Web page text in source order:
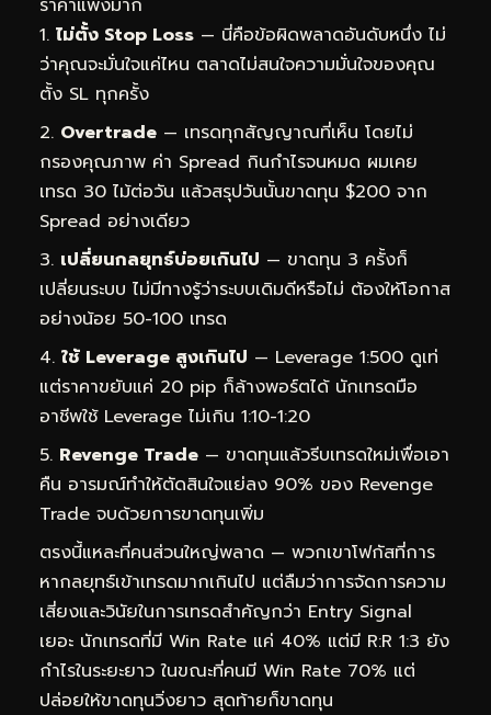
ราคาแพงมาก
ไม่ตั้ง Stop Loss — นี่คือข้อผิดพลาดอันดับหนึ่ง ไม่
ว่าคุณจะมั่นใจแค่ไหน ตลาดไม่สนใจความมั่นใจของคุณ
ตั้ง SL ทุกครั้ง
Overtrade — เทรดทุกสัญญาณที่เห็น โดยไม่
กรองคุณภาพ ค่า Spread กินกำไรจนหมด ผมเคย
เทรด 30 ไม้ต่อวัน แล้วสรุปวันนั้นขาดทุน $200 จาก
Spread อย่างเดียว
เปลี่ยนกลยุทธ์บ่อยเกินไป — ขาดทุน 3 ครั้งก็
เปลี่ยนระบบ ไม่มีทางรู้ว่าระบบเดิมดีหรือไม่ ต้องให้โอกาส
อย่างน้อย 50-100 เทรด
ใช้ Leverage สูงเกินไป — Leverage 1:500 ดูเท่
แต่ราคาขยับแค่ 20 pip ก็ล้างพอร์ตได้ นักเทรดมือ
อาชีพใช้ Leverage ไม่เกิน 1:10-1:20
Revenge Trade — ขาดทุนแล้วรีบเทรดใหม่เพื่อเอา
คืน อารมณ์ทำให้ตัดสินใจแย่ลง 90% ของ Revenge
Trade จบด้วยการขาดทุนเพิ่ม
ตรงนี้แหละที่คนส่วนใหญ่พลาด — พวกเขาโฟกัสที่การ
หากลยุทธ์เข้าเทรดมากเกินไป แต่ลืมว่าการจัดการความ
เสี่ยงและวินัยในการเทรดสำคัญกว่า Entry Signal
เยอะ นักเทรดที่มี Win Rate แค่ 40% แต่มี R:R 1:3 ยัง
กำไรในระยะยาว ในขณะที่คนมี Win Rate 70% แต่
ปล่อยให้ขาดทุนวิ่งยาว สุดท้ายก็ขาดทุน